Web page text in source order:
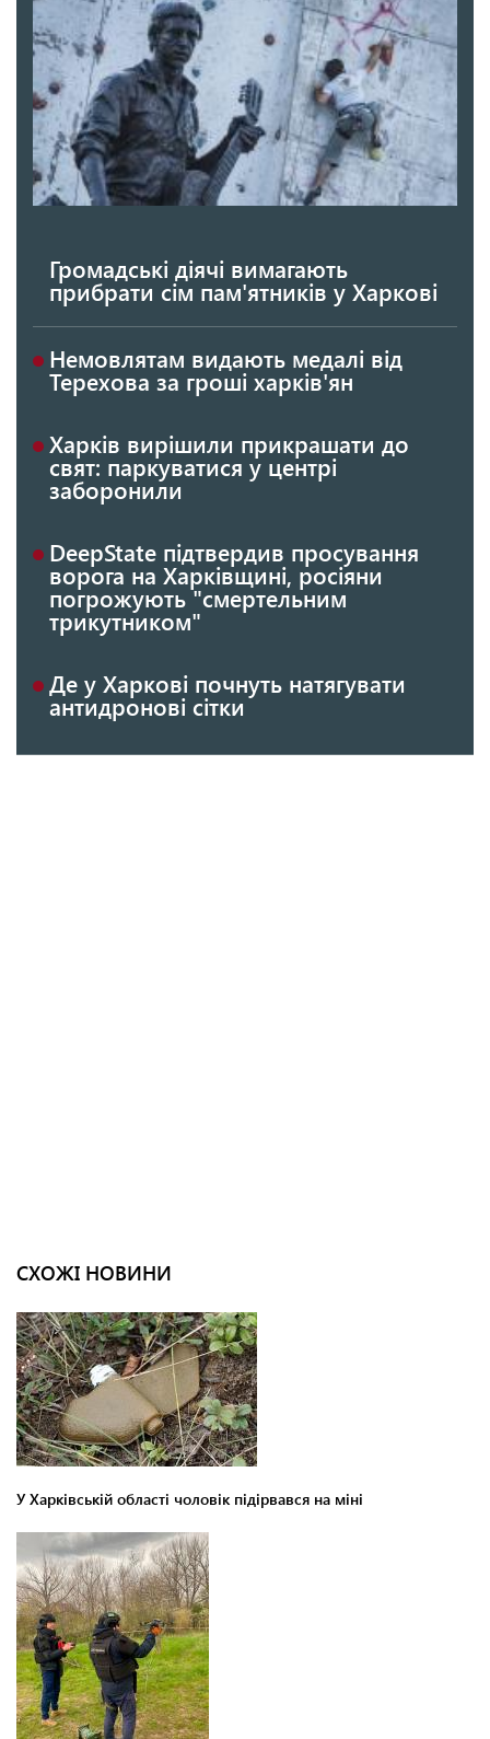
Громадські діячі вимагають
прибрати сім пам'ятників у Харкові
Немовлятам видають медалі від
Терехова за гроші харків'ян
Харків вирішили прикрашати до
свят: паркуватися у центрі
заборонили
DeepState підтвердив просування
ворога на Харківщині, росіяни
погрожують "смертельним
трикутником"
Де у Харкові почнуть натягувати
антидронові сітки
СХОЖІ НОВИНИ
У Харківській області чоловік підірвався на міні